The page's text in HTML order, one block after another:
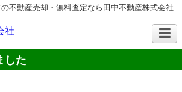
不動産売却・無料査定なら田中不動産株式会社
した